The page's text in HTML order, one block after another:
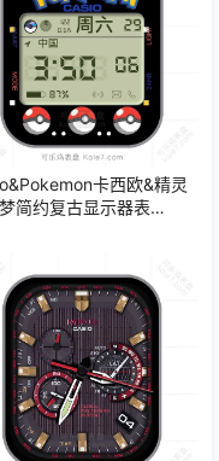
卡西欧&精灵
简约复古显示器表